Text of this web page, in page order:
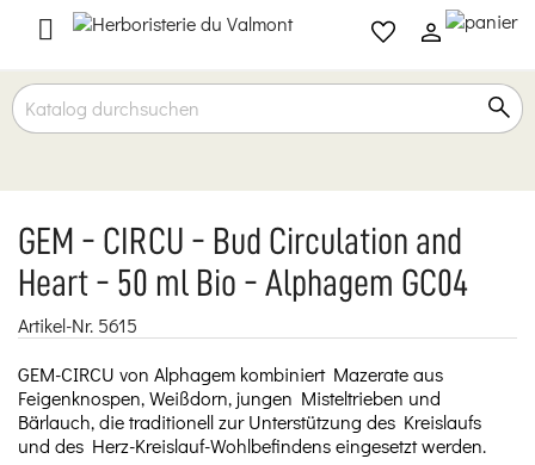

GEM - CIRCU - Bud Circulation and
Heart - 50 ml Bio - Alphagem GC04
Artikel-Nr. 5615
GEM-CIRCU von Alphagem kombiniert Mazerate aus
Feigenknospen, Weißdorn, jungen Misteltrieben und
Bärlauch, die traditionell zur Unterstützung des Kreislaufs
und des Herz-Kreislauf-Wohlbefindens eingesetzt werden.